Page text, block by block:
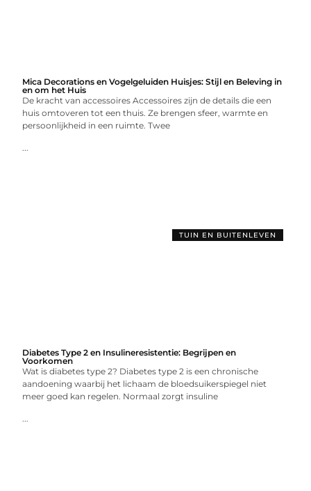
Mica Decorations en Vogelgeluiden Huisjes: Stijl en Beleving in
en om het Huis
De kracht van accessoires Accessoires zijn de details die een
huis omtoveren tot een thuis. Ze brengen sfeer, warmte en
persoonlijkheid in een ruimte. Twee
...
TUIN EN BUITENLEVEN
Diabetes Type 2 en Insulineresistentie: Begrijpen en
Voorkomen
Wat is diabetes type 2? Diabetes type 2 is een chronische
aandoening waarbij het lichaam de bloedsuikerspiegel niet
meer goed kan regelen. Normaal zorgt insuline
...